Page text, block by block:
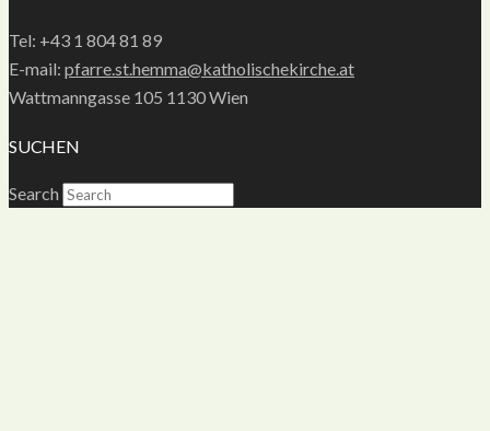
Tel: +43 1 804 81 89
E-mail: pfarre.st.hemma@katholischekirche.at
Wattmanngasse 105 1130 Wien
SUCHEN
Search